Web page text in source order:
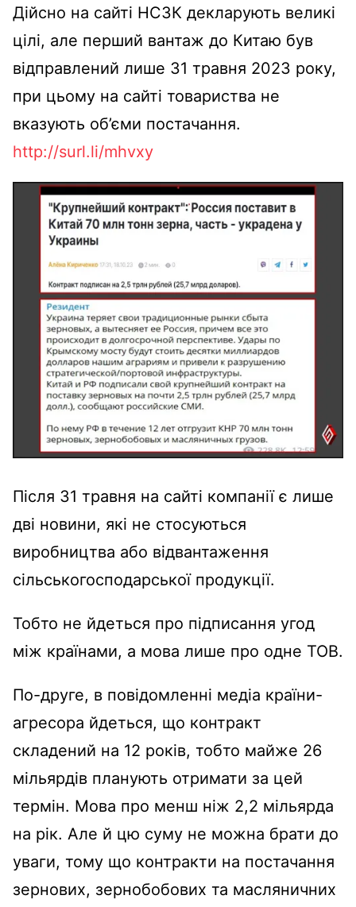
Дійсно на сайті НСЗК декларують великі
цілі, але перший вантаж до Китаю був
відправлений лише 31 травня 2023 року,
при цьому на сайті товариства не
вказують об’єми постачання.
http://surl.li/mhvxy
Після 31 травня на сайті компанії є лише
дві новини, які не стосуються
виробництва або відвантаження
сільськогосподарської продукції.
Тобто не йдеться про підписання угод
між країнами, а мова лише про одне ТОВ.
По-друге, в повідомленні медіа країни-
агресора йдеться, що контракт
складений на 12 років, тобто майже 26
мільярдів планують отримати за цей
термін. Мова про менш ніж 2,2 мільярда
на рік. Але й цю суму не можна брати до
уваги, тому що контракти на постачання
зернових, зернобобових та масляничних